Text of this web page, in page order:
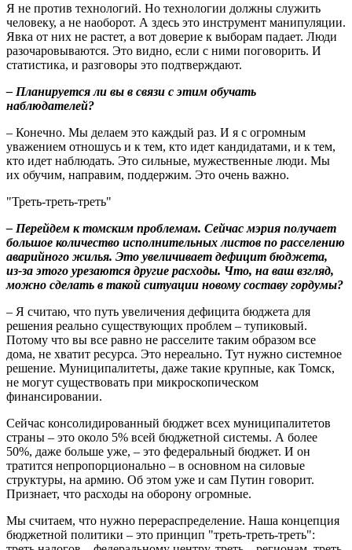
Я не против технологий. Но технологии должны служить
человеку, а не наоборот. А здесь это инструмент манипуляции.
Явка от них не растет, а вот доверие к выборам падает. Люди
разочаровываются. Это видно, если с ними поговорить. И
статистика, и разговоры это подтверждают.
– Планируется ли вы в связи с этим обучать
наблюдателей?
– Конечно. Мы делаем это каждый раз. И я с огромным
уважением отношусь и к тем, кто идет кандидатами, и к тем,
кто идет наблюдать. Это сильные, мужественные люди. Мы
их обучим, направим, поддержим. Это очень важно.
"Треть-треть-треть"
– Перейдем к томским проблемам. Сейчас мэрия получает
большое количество исполнительных листов по расселению
аварийного жилья. Это увеличивает дефицит бюджета,
из-за этого урезаются другие расходы. Что, на ваш взгляд,
можно сделать в такой ситуации новому составу гордумы?
– Я считаю, что путь увеличения дефицита бюджета для
решения реально существующих проблем – тупиковый.
Потому что вы все равно не расселите таким образом все
дома, не хватит ресурса. Это нереально. Тут нужно системное
решение. Муниципалитеты, даже такие крупные, как Томск,
не могут существовать при микроскопическом
финансировании.
Сейчас консолидированный бюджет всех муниципалитетов
страны – это около 5% всей бюджетной системы. А более
50%, даже больше уже, – это федеральный бюджет. И он
тратится непропорционально – в основном на силовые
структуры, на армию. Об этом уже и сам Путин говорит.
Признает, что расходы на оборону огромные.
Мы считаем, что нужно перераспределение. Наша концепция
бюджетной политики – это принцип "треть-треть-треть":